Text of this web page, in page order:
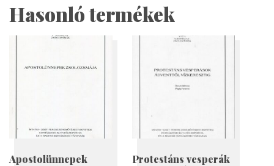
Hasonló termékek
Apostolünnepek
Protestáns vesperák